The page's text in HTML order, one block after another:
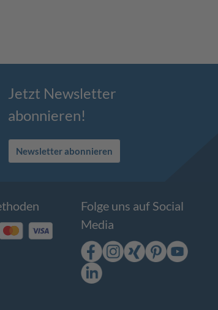
Jetzt Newsletter
abonnieren!
Newsletter abonnieren
Folge uns auf Social
Media